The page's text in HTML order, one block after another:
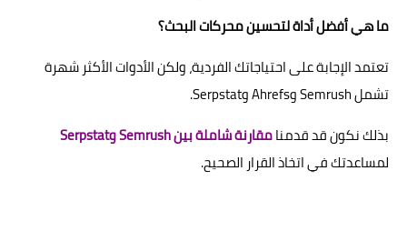
ما هي أفضل أداة لتحسين محركات البحث؟
تعتمد الإجابة على احتياجاتك الفردية، ولكن الأدوات الأكثر شهرة
تشمل Semrush وAhrefs وSerpstat.
بذلك نكون قد قدمنامقارنة شاملة بين Semrush وSerpstat
لمساعدتك في اتخاذ القرار الصحيح.